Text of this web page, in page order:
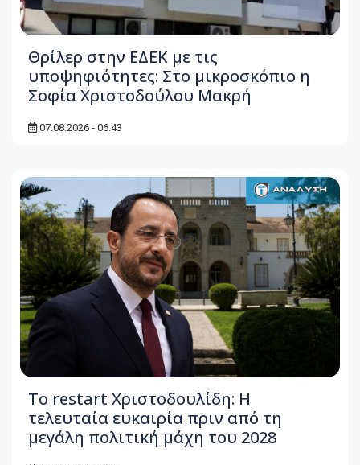
Θρίλερ στην ΕΔΕΚ με τις
υποψηφιότητες: Στο μικροσκόπιο η
Σοφία Χριστοδούλου Μακρή
07.08.2026 - 06:43
Το restart Χριστοδουλίδη: Η
τελευταία ευκαιρία πριν από τη
μεγάλη πολιτική μάχη του 2028